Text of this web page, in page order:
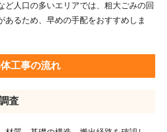
ど人口の多いエリアでは、粗大ごみの回
あるため、早めの手配をおすすめしま
工事の流れ
査